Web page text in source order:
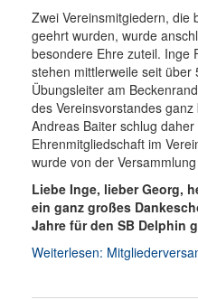
Zwei Vereinsmitgiedern, die
geehrt wurden, wurde
besondere Ehre zuteil. Inge
stehen mittlerweile seit
Übungsleiter am
des Vereinsvorstandes
Andreas Baiter schlug
Ehrenmitgliedschaft im
wurde von der
Liebe Inge, lieber Georg,
ein ganz großes
Jahre für den SB Delphin
Weiterlesen: